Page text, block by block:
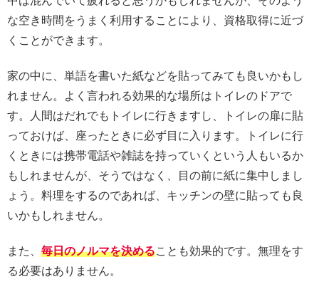
な空き時間をうまく利用することにより、資格取得に近づ
くことができます。
家の中に、単語を書いた紙などを貼ってみても良いかもし
れません。よく言われる効果的な場所はトイレのドアで
す。人間はだれでもトイレに行きますし、トイレの扉に貼
っておけば、座ったときに必ず目に入ります。トイレに行
くときには携帯電話や雑誌を持っていくという人もいるか
もしれませんが、そうではなく、目の前に紙に集中しまし
ょう。料理をするのであれば、キッチンの壁に貼っても良
いかもしれません。
また、 毎日のノルマを決めることも効果的です。無理をす
る必要はありません。